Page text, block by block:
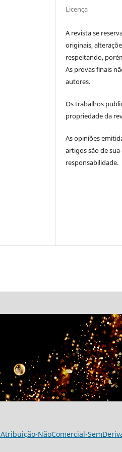
Licença
A revista se
originais,
respeitando,
As provas finais
autores.
Os trabalhos
propriedade da
As opiniões
artigos são de sua
responsabilidade.
NãoComercial-